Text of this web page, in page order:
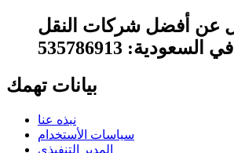
عن أفضل شركات النقل
535786913
بيانات تهمك
نبذه عنا
سياسات الأستخدام
المدير التنفيذي